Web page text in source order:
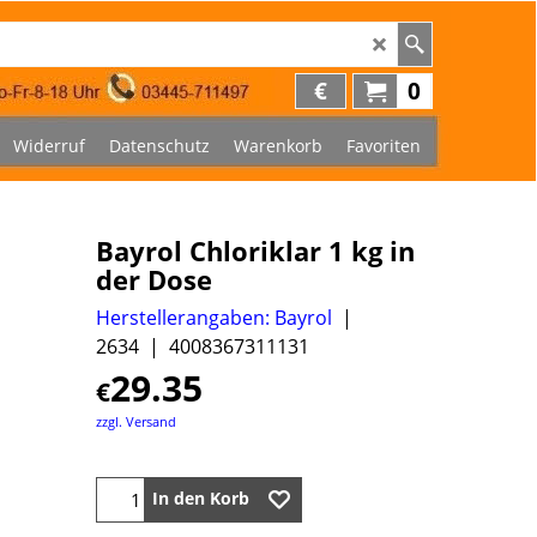
0
€
Widerruf Datenschutz Warenkorb Favoriten
Bayrol Chloriklar 1 kg in
der Dose
Herstellerangaben: Bayrol
2634
4008367311131
€29.35
zzgl. Versand
In den Korb